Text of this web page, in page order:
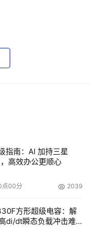
，拥有强大的多模
的AI伙伴”。通过多
可进行多轮对话，
、问答、文案生成，
Galaxy S25系列还
可以理解用户的复杂
了30多个本地应用和
指南：AI 加持三星
高效办公更顺心
点00分 2039
方形超级电容：解
di/dt瞬态负载冲击难